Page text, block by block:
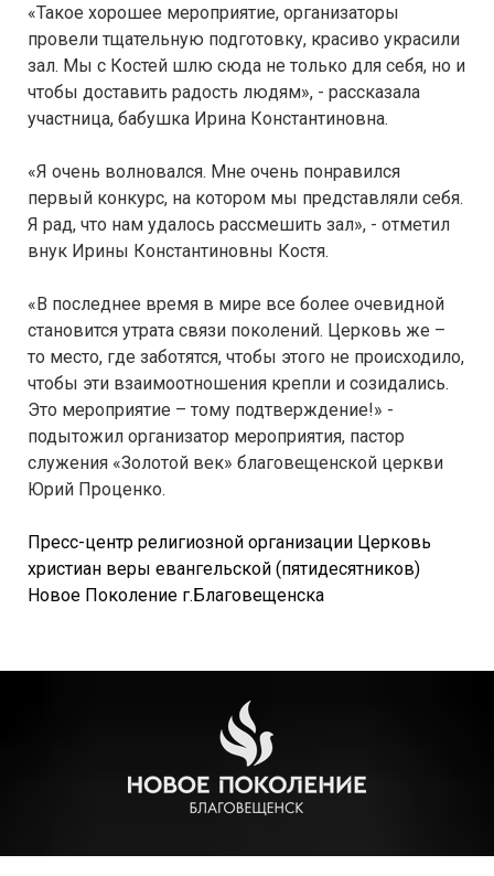
«Такое хорошее мероприятие, организаторы
провели тщательную подготовку, красиво украсили
зал. Мы с Костей шлю сюда не только для себя, но и
чтобы доставить радость людям», - рассказала
участница, бабушка Ирина Константиновна.
«Я очень волновался. Мне очень понравился
первый конкурс, на котором мы представляли себя.
Я рад, что нам удалось рассмешить зал», - отметил
внук Ирины Константиновны Костя.
«В последнее время в мире все более очевидной
становится утрата связи поколений. Церковь же –
то место, где заботятся, чтобы этого не происходило,
чтобы эти взаимоотношения крепли и созидались.
Это мероприятие – тому подтверждение!» -
подытожил организатор мероприятия, пастор
служения «Золотой век» благовещенской церкви
Юрий Проценко.
Пресс-центр религиозной организации Церковь
христиан веры евангельской (пятидесятников)
Новое Поколение г.Благовещенска